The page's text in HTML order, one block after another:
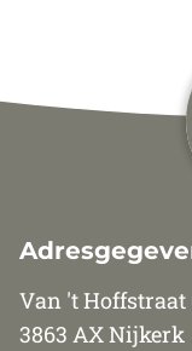
Van 't Hoffstraat
3863 AX Nijkerk